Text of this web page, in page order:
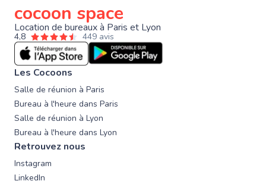
cocoon space
Location de bureaux à Paris et Lyon
4,8 449 avis
Les Cocoons
Salle de réunion à Paris
Bureau à l'heure dans Paris
Salle de réunion à Lyon
Bureau à l'heure dans Lyon
Retrouvez nous
Instagram
LinkedIn